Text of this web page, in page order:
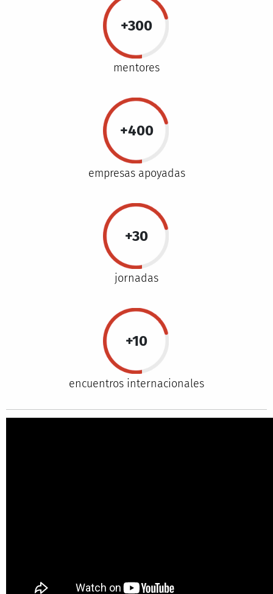
+300
mentores
+400
empresas apoyadas
+30
jornadas
+10
encuentros internacionales